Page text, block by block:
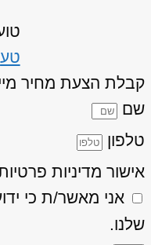
קבלת הצעת מחיר
שם
טלפון
אישור מדיניות
אני מאשר/ת כי ידוע
שלנו.